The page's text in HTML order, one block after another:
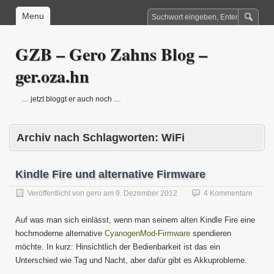
Menu
GZB – Gero Zahns Blog –
ger.oza.hn
… jetzt bloggt er auch noch …
Archiv nach Schlagworten: WiFi
Kindle Fire und alternative Firmware
Veröffentlicht von gero am 9. Dezember 2012 4 Kommentare
Auf was man sich einlässt, wenn man seinem alten Kindle Fire eine
hochmoderne alternative CyanogenMod-Firmware spendieren
möchte. In kurz: Hinsichtlich der Bedienbarkeit ist das ein
Unterschied wie Tag und Nacht, aber dafür gibt es Akkuprobleme.